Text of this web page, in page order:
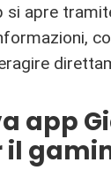
si apre
app
il